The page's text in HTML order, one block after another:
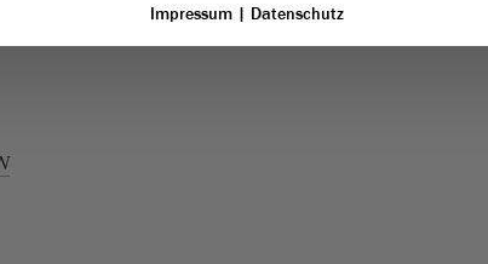
Impressum | Datenschutz